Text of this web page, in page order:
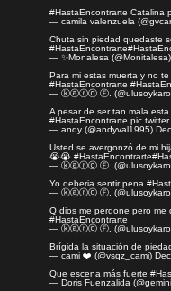
#HastaEncontrarte Catalina
— camila valenzuela
Chuta sin piedad quedaste
#HastaEncontrarte
— ✨Monalesa (@Monitalesa)
Para mi estas muerta y no
#HastaEncontrarte
— ⓚⓐⓡⓞ Ⓕ.
A pesar de ser tan mala
#HastaEncontrarte
— andy (@andyval1995)
Usted se avergonzó de mi
😭😭 #HastaEncontrarte
— ⓚⓐⓡⓞ Ⓕ.
Yo deberia sentir pena
— ⓚⓐⓡⓞ Ⓕ.
Q dios me perdone pero me
#HastaEncontrarte
— ⓚⓐⓡⓞ Ⓕ.
Brígida la situación de
— cami ❤️ (@vsqz_cami)
Que escena más fuerte
— Doris Fuenzalida